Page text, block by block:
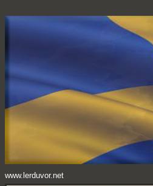
www.lerduvor.net